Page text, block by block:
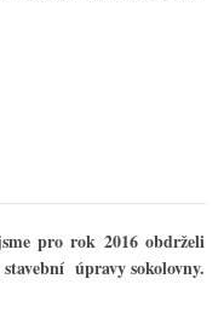
pro rok 2016 obdrželi
úpravy sokolovny.